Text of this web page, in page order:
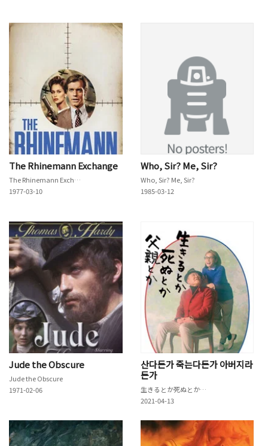
The Rhinemann Exchange
The Rhinemann Exchange
1977-03-10
Who, Sir? Me, Sir?
Who, Sir? Me, Sir?
1985-03-12
Jude the Obscure
Jude the Obscure
1971-02-06
산다든가 죽는다든가 아버지라
든가
生きるとか死ぬとか父親とか
2021-04-13